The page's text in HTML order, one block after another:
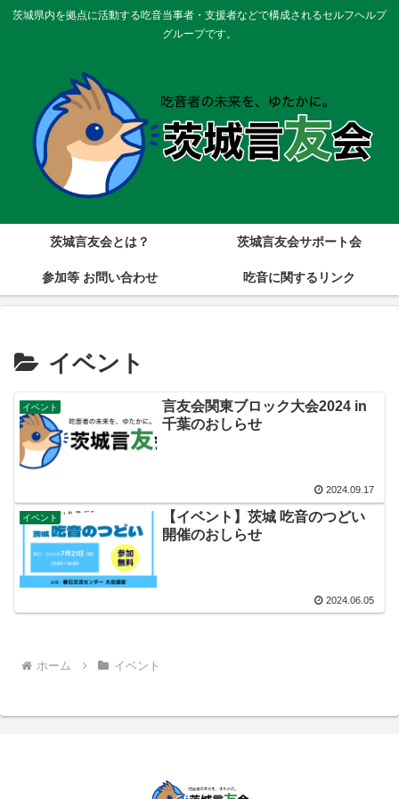
茨城県内を拠点に活動する吃音当事者・支援者などで構成されるセルフヘルプ
グループです。
茨城言友会とは？ 茨城言友会サポート会
参加等 お問い合わせ 吃音に関するリンク
イベント
イベント
言友会関東ブロック大会2024 in
千葉のおしらせ
2024.09.17
イベント
【イベント】茨城 吃音のつどい
開催のおしらせ
2024.06.05
ホーム イベント